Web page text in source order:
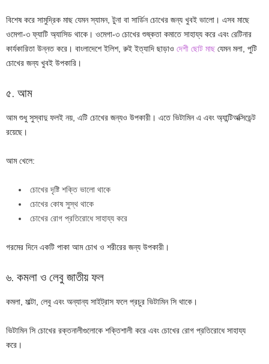
বিশেষ করে সামুদ্রিক মাছ যেমন স্যামন, টুনা বা সার্ডিন চোখের জন্য খুবই ভালো। এসব মাছে
ওমেগা-৩ ফ্যাটি অ্যাসিড থাকে। ওমেগা-৩ চোখের শুষ্কতা কমাতে সাহায্য করে এবং রেটিনার
কার্যকারিতা উন্নত করে। বাংলাদেশে ইলিশ, রুই ইত্যাদি ছাড়াও দেশী ছোট মাছ যেমন মলা, পুটি
চোখের জন্য খুবই উপকারি।
৫. আম
আম শুধু সুস্বাদু ফলই নয়, এটি চোখের জন্যও উপকারী। এতে ভিটামিন এ এবং অ্যান্টিঅক্সিডেন্ট
রয়েছে।
আম খেলে:
চোখের দৃষ্টি শক্তি ভালো থাকে
চোখের কোষ সুস্থ থাকে
চোখের রোগ প্রতিরোধে সাহায্য করে
গরমের দিনে একটি পাকা আম চোখ ও শরীরের জন্য উপকারী।
৬. কমলা ও লেবু জাতীয় ফল
কমলা, মাল্টা, লেবু এবং অন্যান্য সাইট্রাস ফলে প্রচুর ভিটামিন সি থাকে।
ভিটামিন সি চোখের রক্তনালীগুলোকে শক্তিশালী করে এবং চোখের রোগ প্রতিরোধে সাহায্য
করে।